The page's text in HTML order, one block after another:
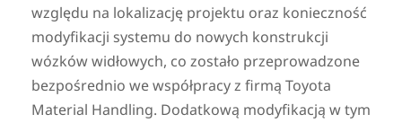
względu na lokalizację projektu oraz konieczność
modyfikacji systemu do nowych konstrukcji
wózków widłowych, co zostało przeprowadzone
bezpośrednio we współpracy z firmą Toyota
Material Handling. Dodatkową modyfikacją w tym